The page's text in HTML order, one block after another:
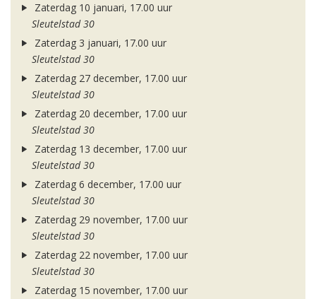
Zaterdag 10 januari, 17.00 uur
Sleutelstad 30
Zaterdag 3 januari, 17.00 uur
Sleutelstad 30
Zaterdag 27 december, 17.00 uur
Sleutelstad 30
Zaterdag 20 december, 17.00 uur
Sleutelstad 30
Zaterdag 13 december, 17.00 uur
Sleutelstad 30
Zaterdag 6 december, 17.00 uur
Sleutelstad 30
Zaterdag 29 november, 17.00 uur
Sleutelstad 30
Zaterdag 22 november, 17.00 uur
Sleutelstad 30
Zaterdag 15 november, 17.00 uur